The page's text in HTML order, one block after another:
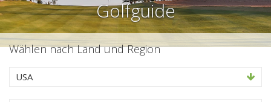
Golfguide
Wählen nach Land und Region
USA